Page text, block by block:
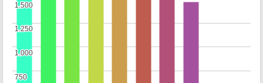
750
750
1.000
1.000
1.250
1.250
1.500
1.500